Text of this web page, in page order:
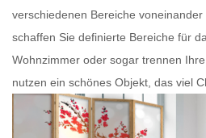
verschiedenen Bereiche
schaffen Sie definierte Bereiche für
Wohnzimmer oder sogar trennen
nutzen ein schönes Objekt, das viel